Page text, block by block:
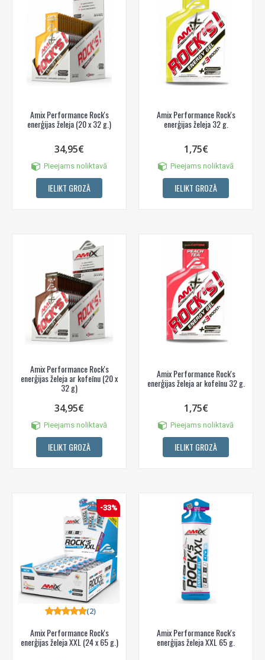
Amix Performance Rock's
enerģijas želeja (20 x 32 g.)
34,95€
Pieejams noliktavā
IELIKT GROZĀ
Amix Performance Rock's
enerģijas želeja 32 g.
1,75€
Pieejams noliktavā
IELIKT GROZĀ
Amix Performance Rock's
enerģijas želeja ar kofeīnu (20 x
32 g)
34,95€
Pieejams noliktavā
IELIKT GROZĀ
Amix Performance Rock's
enerģijas želeja ar kofeīnu 32 g.
1,75€
Pieejams noliktavā
IELIKT GROZĀ
-33%
Amix Performance Rock's
enerģijas želeja XXL (24 x 65 g.)
(2)
Amix Performance Rock's
enerģijas želeja XXL 65 g.